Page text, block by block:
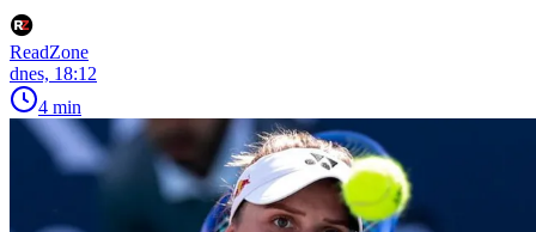
ReadZone
dnes, 18:12
4 min